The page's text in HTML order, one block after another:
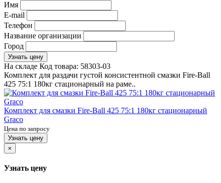
Имя
E-mail
Телефон
Название организации
Город
Узнать цену
На складе Код товара: 58303-03
Комплект для раздачи густой консистентной смазки Fire-Ball
425 75:1 180кг стационарный на раме..
Комплект для смазки Fire-Ball 425 75:1 180кг стационарный
Graco
Цена по запросу
Узнать цену
×
Узнать цену